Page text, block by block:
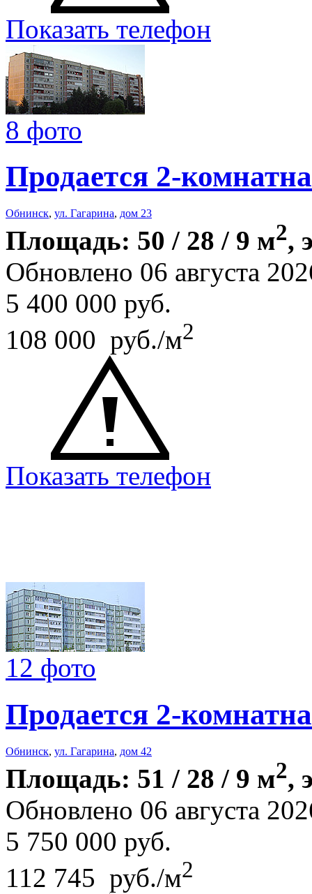
Показать телефон
8 фото
Продается 2-
Обнинск, ул. Гагарина, дом 23
Площадь: 50 / 28 / 9 м2,
Обновлено 06 августа
5 400 000 руб.
108 000 руб./м2
Показать телефон
12 фото
Продается 2-
Обнинск, ул. Гагарина, дом 42
Площадь: 51 / 28 / 9 м2,
Обновлено 06 августа
5 750 000 руб.
112 745 руб./м2